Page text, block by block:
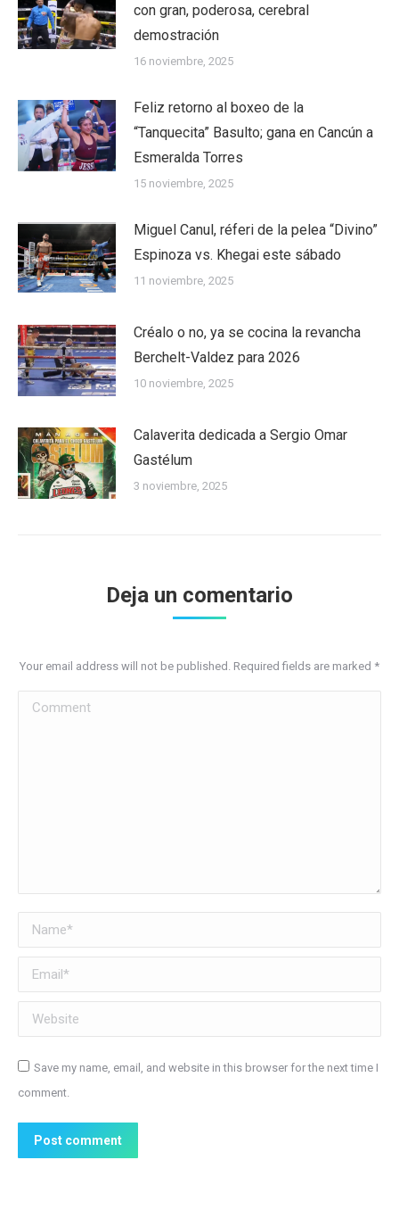
con gran, poderosa, cerebral
demostración
16 noviembre, 2025
Feliz retorno al boxeo de la
“Tanquecita” Basulto; gana en Cancún a
Esmeralda Torres
15 noviembre, 2025
Miguel Canul, réferi de la pelea “Divino”
Espinoza vs. Khegai este sábado
11 noviembre, 2025
Créalo o no, ya se cocina la revancha
Berchelt-Valdez para 2026
10 noviembre, 2025
Calaverita dedicada a Sergio Omar
Gastélum
3 noviembre, 2025
Deja un comentario
Your email address will not be published. Required fields are marked *
Comment
Name *
Email *
Website
Save my name, email, and website in this browser for the next time I
comment.
Post comment